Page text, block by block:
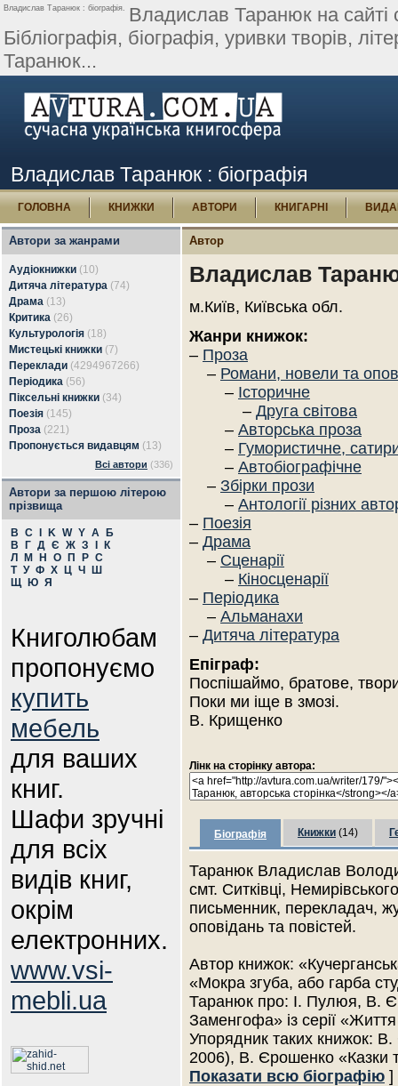
Владислав Таранюк : біографія. Владислав Таранюк на сайті
Бібліографія, біографія, уривки творів,
Таранюк...
Владислав Таранюк : біографія
ГОЛОВНА КНИЖКИ АВТОРИ КНИГАРНІ
Автори за жанрами
Аудіокнижки (10)
Дитяча література (74)
Драма (13)
Критика (26)
Культурологія (18)
Мистецькі книжки (7)
Переклади (4294967266)
Періодика (56)
Піксельні книжки (34)
Поезія (145)
Проза (221)
Пропонується видавцям (13)
Всі автори (336)
Автори за першою літерою
прізвища
B C K W Y А
Б
В
Г Д Є Ж З
К
Л
М Н О П Р С
Т У Ф Х Ц Ч
Ш
Щ
Ю Я
Книголюбам
пропонуємо
купить
мебель
для ваших
книг.
Шафи зручні
для всіх
видів книг,
окрім
електронних.
www.vsi-
mebli.ua
Автор
Владислав
м.Київ, Київська обл.
Жанри книжок:
– Проза
– Романи, новели та
– Історичне
– Друга світова
– Авторська проза
– Гумористичне,
– Автобіографічне
– Збірки прози
– Антології різних
– Поезія
– Драма
– Сценарії
– Кіносценарії
– Періодика
– Альманахи
– Дитяча література
Епіграф:
Поспішаймо, братове,
Поки ми іще в змозі.
В. Крищенко
Лінк на сторінку автора:
Біографія Книжки (14)
Таранюк Владислав
смт. Ситківці,
письменник, перекладач,
оповідань та повістей.
Автор книжок:
«Мокра згуба, або гарба
Таранюк про: І. Пулюя, В.
Заменгофа» із серії
Упорядник таких книжок:
2006), В. Єрошенко «Казки
Показати всю біографію ]